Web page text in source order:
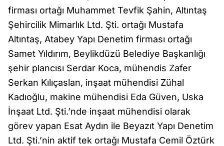
firması ortağı Muhammet Tevfik Şahin, Altıntaş
Şehircilik Mimarlık Ltd. Şti. ortağı Mustafa
Altıntaş, Atabey Yapı Denetim firması ortağı
Samet Yıldırım, Beylikdüzü Belediye Başkanlığı
şehir plancısı Serdar Koca, mühendis Zafer
Serkan Kılıçaslan, inşaat mühendisi Zühal
Kadıoğlu, makine mühendisi Eda Güven, Uska
İnşaat Ltd. Şti.’nde inşaat mühendisi olarak
görev yapan Esat Aydın ile Beyazıt Yapı Denetim
Ltd. Şti.’nin aktif tek ortağı Mustafa Cemil Öztürk